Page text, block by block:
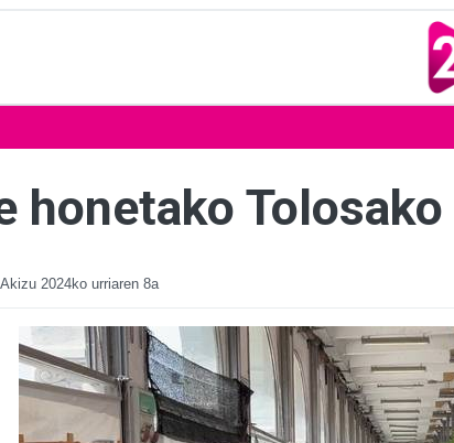
honetako
2024ko urriaren 8a